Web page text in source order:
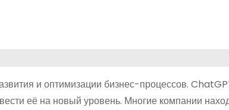
и оптимизации бизнес-процессов.
её на новый уровень. Многие компании